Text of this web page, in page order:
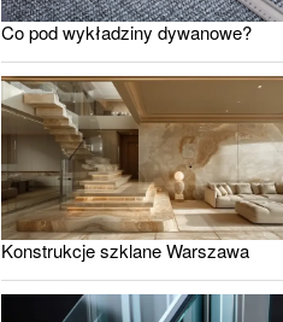
Co pod wykładziny dywanowe?
Konstrukcje szklane Warszawa